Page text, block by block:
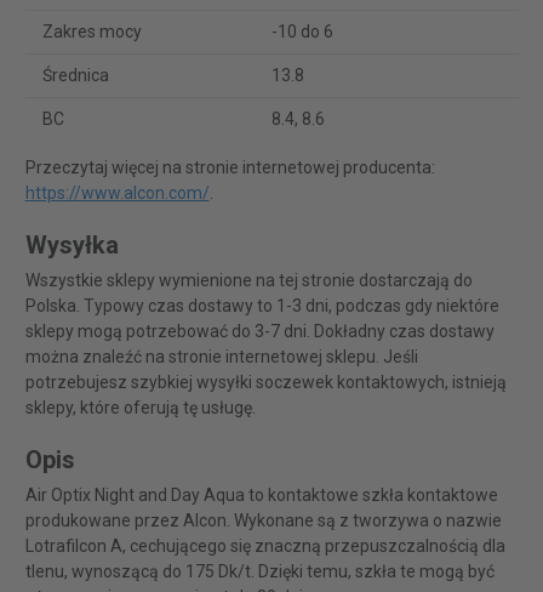
Zakres mocy -10 do 6
Średnica 13.8
BC 8.4, 8.6
Przeczytaj więcej na stronie internetowej producenta:
https://www.alcon.com/.
Wysyłka
Wszystkie sklepy wymienione na tej stronie dostarczają do
Polska. Typowy czas dostawy to 1-3 dni, podczas gdy niektóre
sklepy mogą potrzebować do 3-7 dni. Dokładny czas dostawy
można znaleźć na stronie internetowej sklepu. Jeśli
potrzebujesz szybkiej wysyłki soczewek kontaktowych, istnieją
sklepy, które oferują tę usługę.
Opis
Air Optix Night and Day Aqua to kontaktowe szkła kontaktowe
produkowane przez Alcon. Wykonane są z tworzywa o nazwie
Lotrafilcon A, cechującego się znaczną przepuszczalnością dla
tlenu, wynoszącą do 175 Dk/t. Dzięki temu, szkła te mogą być